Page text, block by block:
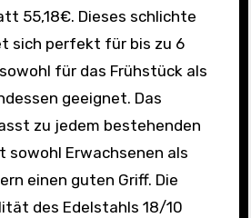
55,18€. Dieses schlichte
sich perfekt für bis zu 6
für das Frühstück als
geeignet. Das
zu jedem bestehenden
sowohl Erwachsenen als
einen guten Griff. Die
des Edelstahls 18/10